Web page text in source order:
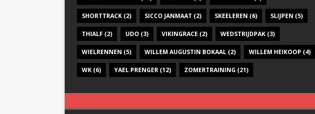
SHORTTRACK (2) SICCO JANMAAT (2) SKEELEREN (6) SLIJPEN (5)
THIALF (2) UDO (3) VIKINGRACE (2) WEDSTRIJDPAK (3)
WIELRENNEN (5) WILLEM AUGUSTIN BOKAAL (2) WILLEM HEIKOOP (4)
WK (6) YAEL PRENGER (12) ZOMERTRAINING (21)